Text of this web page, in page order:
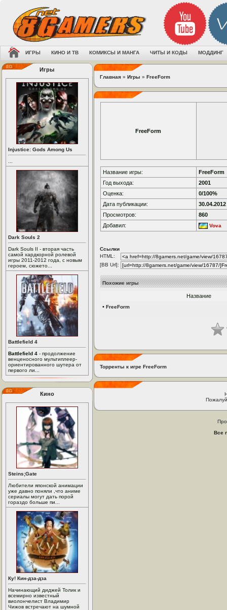
ИГРЫ КИНО И ТВ КОМИКСЫ И МАНГА ЧИТЫ И КОДЫ МОДДИНГ
Игры
Injustice: Gods Among Us
Dark Souls 2
Dark Souls II - вторая часть
самой хардкорной ролевой
игры 2011-2012 года, с новым
героем, сюжето...
Battlefield 4
Battlefield 4 - продолжение
венценосного мультиплеер-
ориентированного шутера от
первого ли...
Кино
Steins;Gate
Любители японской анимации
уже давно поняли ,что аниме
сериалы могут дать порой
гораздо больше пи...
Ку! Кин-дза-дза
Начинающий диджей Толик и
всемирно известный
виолончелист Владимир
Чижов встречают на шумной
Главная » Игры » FreeForm
FreeForm
Название игры:
FreeForm
Год выхода:
2001
Оценка:
0/100%
Дата публикации:
30.04.2012
Просмотров:
860
Добавил:
Vova
Ссылки
HTML:
[BB Url]:
Похожие игры
Название
• FreeForm
Торренты к игре FreeForm
Все